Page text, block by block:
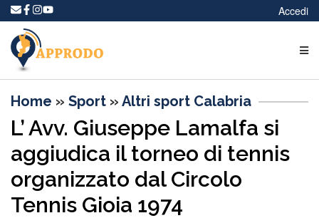
Accedi
Home » Sport » Altri sport Calabria
L’ Avv. Giuseppe Lamalfa si
aggiudica il torneo di tennis
organizzato dal Circolo
Tennis Gioia 1974